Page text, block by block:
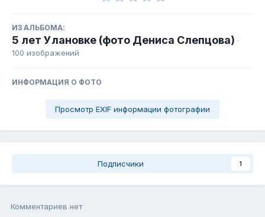
ИЗ АЛЬБОМА:
5 лет Улановке (фото Дениса Слепцова) ·
100 изображений
ИНФОРМАЦИЯ О ФОТО
Просмотр EXIF информации фотографии
Подписчики 1
Комментариев нет